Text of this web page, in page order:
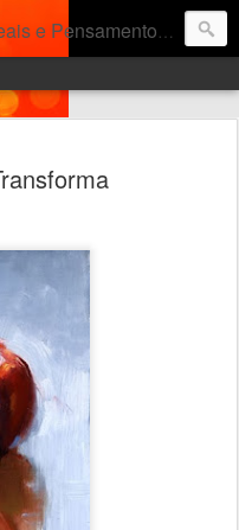
Complexos...